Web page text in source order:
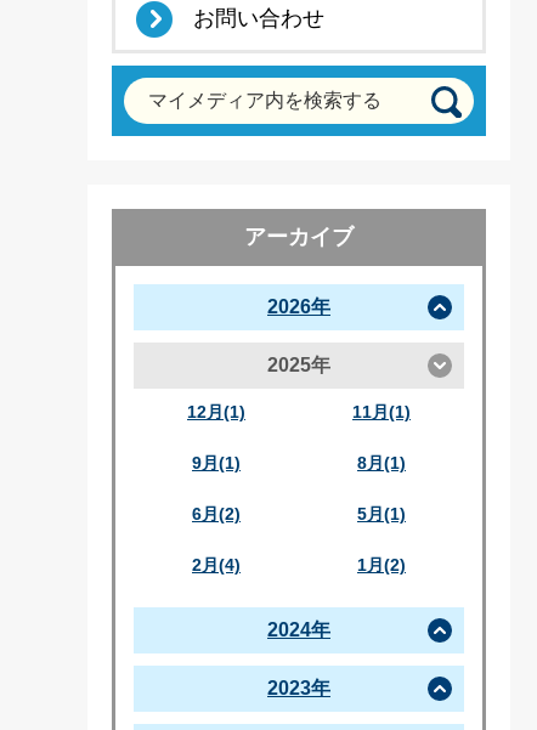
お問い合わせ
マイメディア内を検索する
アーカイブ
2026年
2025年
12月(1) 11月(1)
9月(1) 8月(1)
6月(2) 5月(1)
2月(4) 1月(2)
2024年
2023年